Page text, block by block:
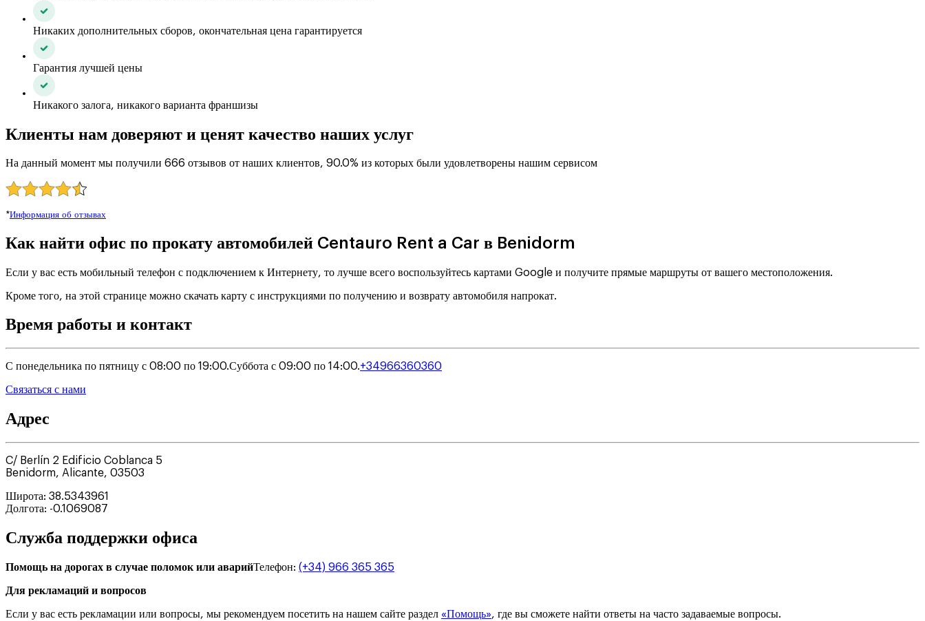
Никаких дополнительных сборов, окончательная цена гарантируется
Гарантия лучшей цены
Никакого залога, никакого варианта франшизы
Клиенты нам доверяют и ценят качество наших услуг
На данный момент мы получили 666 отзывов от наших клиентов, 90.0% из которых были удовлетворены нашим сервисом
*Информация об отзывах
Как найти офис по прокату автомобилей Centauro Rent a Car в Benidorm
Если у вас есть мобильный телефон с подключением к Интернету, то лучше всего воспользуйтесь картами Google и получите прямые маршруты от вашего местоположения.
Кроме того, на этой странице можно скачать карту с инструкциями по получению и возврату автомобиля напрокат.
Время работы и контакт
С понедельника по пятницу с 08:00 по 19:00.Суббота с 09:00 по 14:00.+34966360360
Связаться с нами
Адрес
C/ Berlín 2 Edificio Coblanca 5
Benidorm, Alicante, 03503
Широта: 38.5343961
Долгота: -0.1069087
Служба поддержки офиса
Помощь на дорогах в случае поломок или аварийТелефон: (+34) 966 365 365
Для рекламаций и вопросов
Если у вас есть рекламации или вопросы, мы рекомендуем посетить на нашем сайте раздел «Помощь», где вы сможете найти ответы на часто задаваемые вопросы.